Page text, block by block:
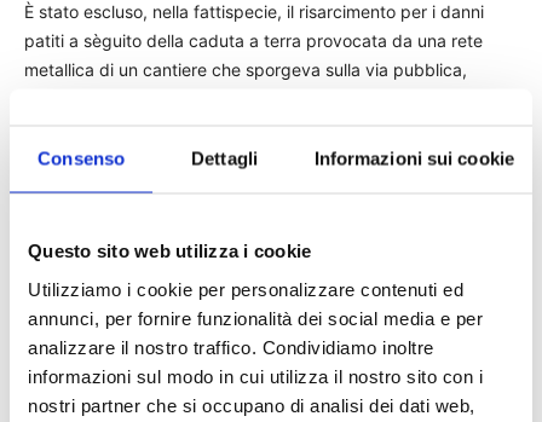
Consenso Dettagli Informazioni sui cookie
Questo sito web utilizza i cookie
Utilizziamo i cookie per personalizzare contenuti ed
annunci, per fornire funzionalità dei social media e per
analizzare il nostro traffico. Condividiamo inoltre
informazioni sul modo in cui utilizza il nostro sito con i
nostri partner che si occupano di analisi dei dati web,
È stato escluso, nella fattispecie, il risarcimento per i danni
patiti a sèguito della caduta a terra provocata da una rete
metallica di un cantiere che sporgeva sulla via pubblica,
intervenuti con modalità e tempi eccezionali, imprevedibili e
Cassazione civile sez. VI, 28/09/2015 n. 19121
TAGS Cassazione giurisprudenza
nesso eziologico
news